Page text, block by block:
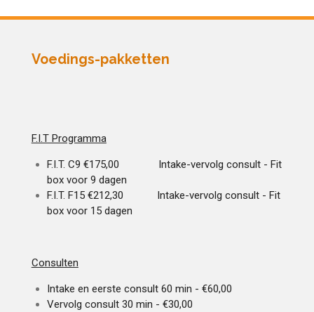
Voedings-pakketten
F.I.T Programma
F.I.T. C9 €175,00 Intake-vervolg consult - Fit
box voor 9 dagen
F.I.T. F15 €212,30 Intake-vervolg consult - Fit
box voor 15 dagen
Consulten
Intake en eerste consult 60 min - €60,00
Vervolg consult 30 min - €30,00